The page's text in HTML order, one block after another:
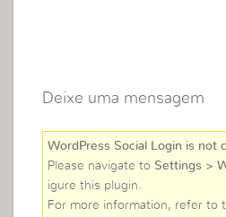
Deixe uma mensagem
WordPress Social Login is not
Please navigate to Settings >
igure this plugin.
For more information, refer to